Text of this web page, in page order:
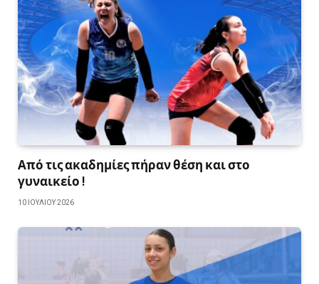
Από τις ακαδημίες πήραν θέση και στο
γυναικείο !
10 ΙΟΥΛΊΟΥ 2026